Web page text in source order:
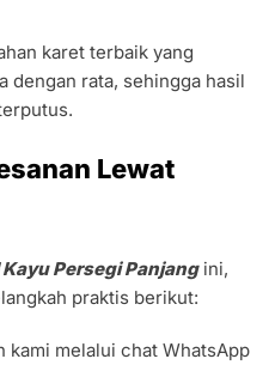
karet terbaik yang
dengan rata, sehingga hasil
Lewat
Persegi Panjangini,
praktis berikut:
kami melalui chat WhatsApp